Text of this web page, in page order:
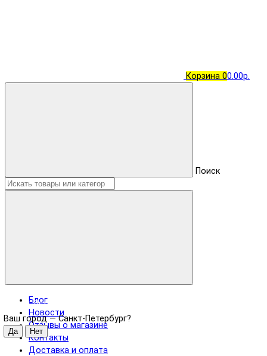
Корзина 00.00р.
Поиск
Санкт-Петербург
Ваш город —Санкт-Петербург?
Блог
Новости
Отзывы о магазине
Контакты
Доставка и оплата